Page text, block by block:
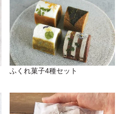
ふくれ菓子4種セット